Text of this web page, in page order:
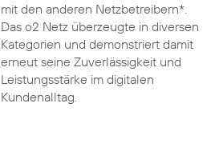
mit den anderen Netzbetreibern*.
Das o2 Netz überzeugte in diversen
Kategorien und demonstriert damit
erneut seine Zuverlässigkeit und
Leistungsstärke im digitalen
Kundenalltag.